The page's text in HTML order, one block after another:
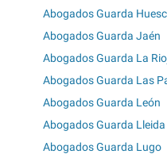
Abogados Guarda
Abogados Guarda Jaén
Abogados Guarda La
Abogados Guarda Las
Abogados Guarda León
Abogados Guarda Lleida
Abogados Guarda Lugo